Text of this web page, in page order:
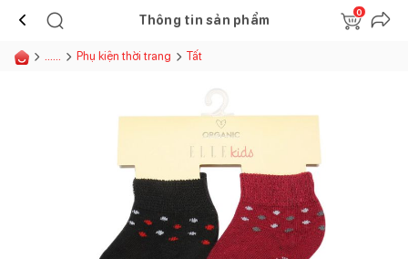
Thông tin sản phẩm
0
...... Phụ kiện thời trang Tất